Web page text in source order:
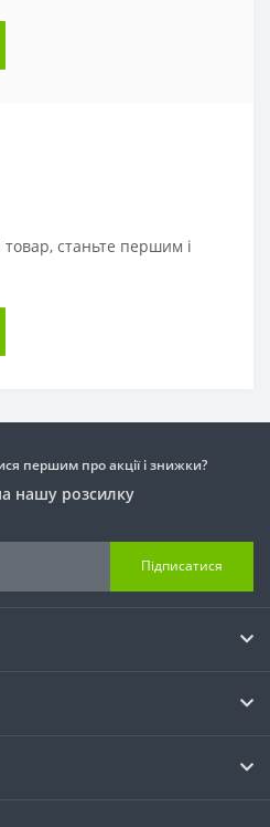
станьте першим і
першим про акції і знижки?
нашу розсилку
Підписатися